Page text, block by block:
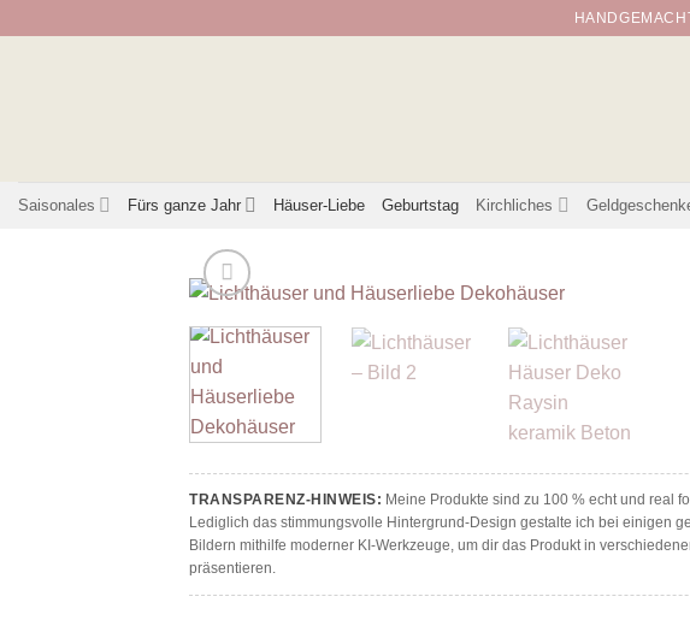
Saisonales Fürs ganze Jahr Häuser-Liebe Geburtstag Kirchliches
TRANSPARENZ-HINWEIS: Meine Produkte sind zu 100 % echt und real
Lediglich das stimmungsvolle Hintergrund-Design gestalte ich bei einigen
Bildern mithilfe moderner KI-Werkzeuge, um dir das Produkt in
präsentieren.